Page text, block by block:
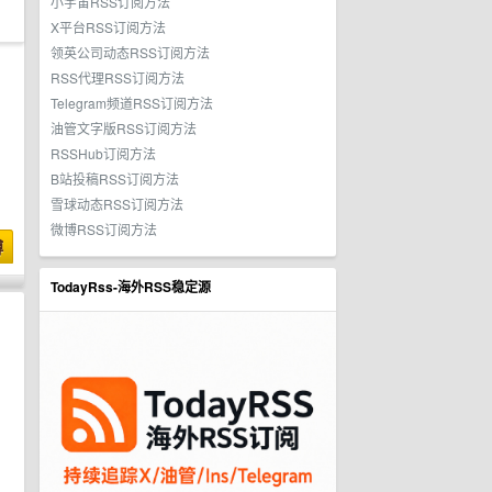
X平台RSS订阅方法
领英公司动态RSS订阅方法
RSS代理RSS订阅方法
Telegram频道RSS订阅方法
油管文字版RSS订阅方法
RSSHub订阅方法
B站投稿RSS订阅方法
雪球动态RSS订阅方法
微博RSS订阅方法
TodayRss-海外RSS稳定源